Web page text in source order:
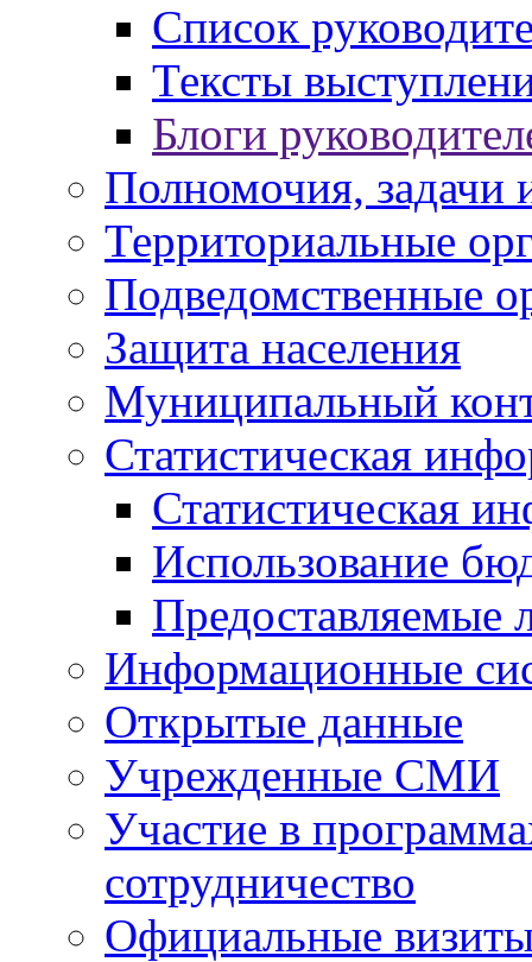
Список
Тексты
Блоги
Полномочия, задачи
Территориальные
Подведомственные
Защита населения
Муниципальный
Статистическая
Статистическая
Использование
Предоставляемые
Информационные
Открытые данные
Учрежденные СМИ
Участие в
сотрудничество
Официальные